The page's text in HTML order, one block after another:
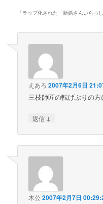
「ラップ化された「新婚さんいらっし
えあろ 2007年2月6日
三枝師匠の転げぶりの
返信 ↓
木公2007年2月7日